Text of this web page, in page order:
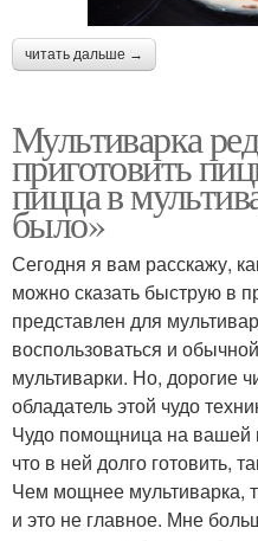
читать дальше →
Мультиварка
приготовить
пицца в
было»
Сегодня я вам расскажу,
можно сказать быструю в
представлен для
воспользоваться и
мультиварки. Но, дорогие
обладатель этой чудо
Чудо помощница на вашей
что в ней долго готовить,
Чем мощнее мультиварка,
и это не главное. Мне